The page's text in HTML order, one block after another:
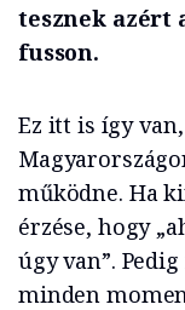
tesznek azért
fusson.
Ez itt is így
működne. Ha
érzése, hogy
úgy van”.
minden